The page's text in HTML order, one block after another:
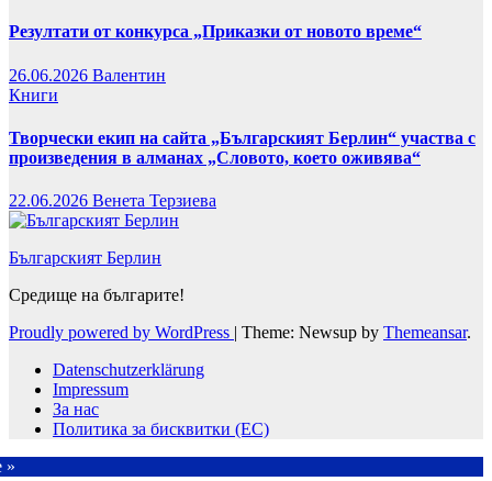
Резултати от конкурса „Приказки от новото време“
26.06.2026 Валентин
Книги
Творчески екип на сайта „Българският Берлин“ участва с
произведения в алманах „Словото, което оживява“
22.06.2026 Венета Терзиева
Българският Берлин
Средище на българите!
Proudly powered by WordPress | Theme: Newsup by Themeansar.
Datenschutzerklärung
Impressum
За нас
Политика за бисквитки (ЕС)
»